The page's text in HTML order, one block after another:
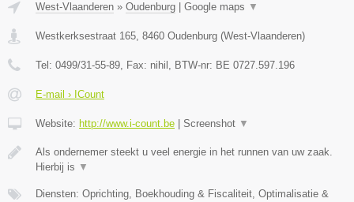
West-Vlaanderen » Oudenburg Google maps ▼
Westkerksestraat 165, 8460 Oudenburg (West-Vlaanderen)
Tel: 0499/31-55-89, Fax: nihil , BTW-nr: BE 0727.597.196
E-mail › ICount
Website: http://www.i-count.be Screenshot ▼
Als ondernemer steekt u veel energie in het runnen van uw zaak.
Hierbij is ▼
Diensten: Oprichting, Boekhouding & Fiscaliteit, Optimalisatie &